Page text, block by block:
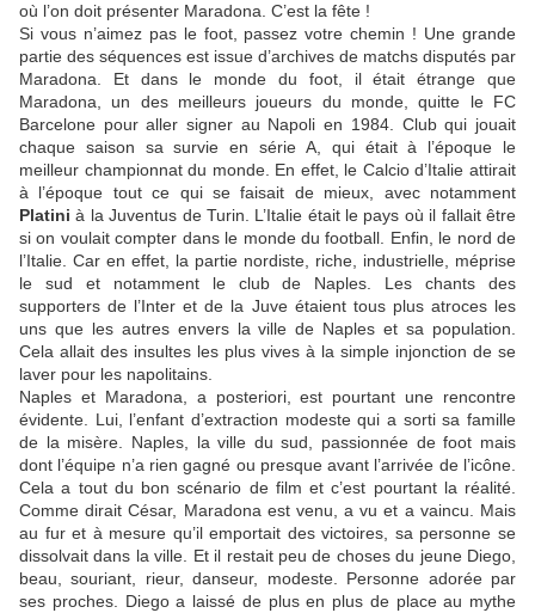
où l’on doit présenter Maradona. C’est la fête !
Si vous n’aimez pas le foot, passez votre chemin ! Une grande
partie des séquences est issue d’archives de matchs disputés par
Maradona. Et dans le monde du foot, il était étrange que
Maradona, un des meilleurs joueurs du monde, quitte le FC
Barcelone pour aller signer au Napoli en 1984. Club qui jouait
chaque saison sa survie en série A, qui était à l’époque le
meilleur championnat du monde. En effet, le Calcio d’Italie attirait
à l’époque tout ce qui se faisait de mieux, avec notamment
Platini à la Juventus de Turin. L’Italie était le pays où il fallait être
si on voulait compter dans le monde du football. Enfin, le nord de
l’Italie. Car en effet, la partie nordiste, riche, industrielle, méprise
le sud et notamment le club de Naples. Les chants des
supporters de l’Inter et de la Juve étaient tous plus atroces les
uns que les autres envers la ville de Naples et sa population.
Cela allait des insultes les plus vives à la simple injonction de se
laver pour les napolitains.
Naples et Maradona, a posteriori, est pourtant une rencontre
évidente. Lui, l’enfant d’extraction modeste qui a sorti sa famille
de la misère. Naples, la ville du sud, passionnée de foot mais
dont l’équipe n’a rien gagné ou presque avant l’arrivée de l’icône.
Cela a tout du bon scénario de film et c’est pourtant la réalité.
Comme dirait César, Maradona est venu, a vu et a vaincu. Mais
au fur et à mesure qu’il emportait des victoires, sa personne se
dissolvait dans la ville. Et il restait peu de choses du jeune Diego,
beau, souriant, rieur, danseur, modeste. Personne adorée par
ses proches. Diego a laissé de plus en plus de place au mythe